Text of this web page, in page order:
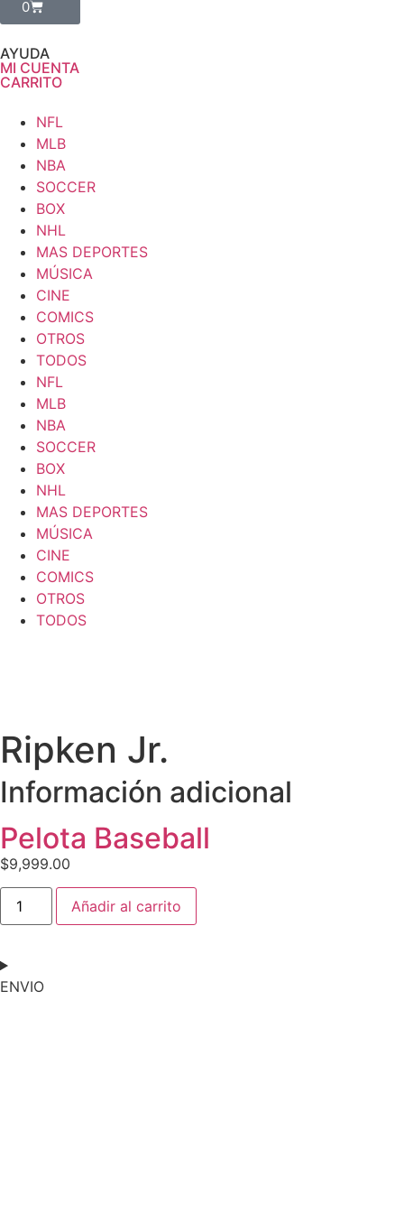
0
AYUDA
MI CUENTA
CARRITO
NFL
MLB
NBA
SOCCER
BOX
NHL
MAS DEPORTES
MÚSICA
CINE
COMICS
OTROS
TODOS
NFL
MLB
NBA
SOCCER
BOX
NHL
MAS DEPORTES
MÚSICA
CINE
COMICS
OTROS
TODOS
Ripken Jr.
Información adicional
Pelota Baseball
$9,999.00
Añadir al carrito
ENVIO